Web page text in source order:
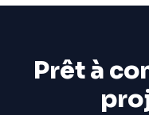
Prêt à